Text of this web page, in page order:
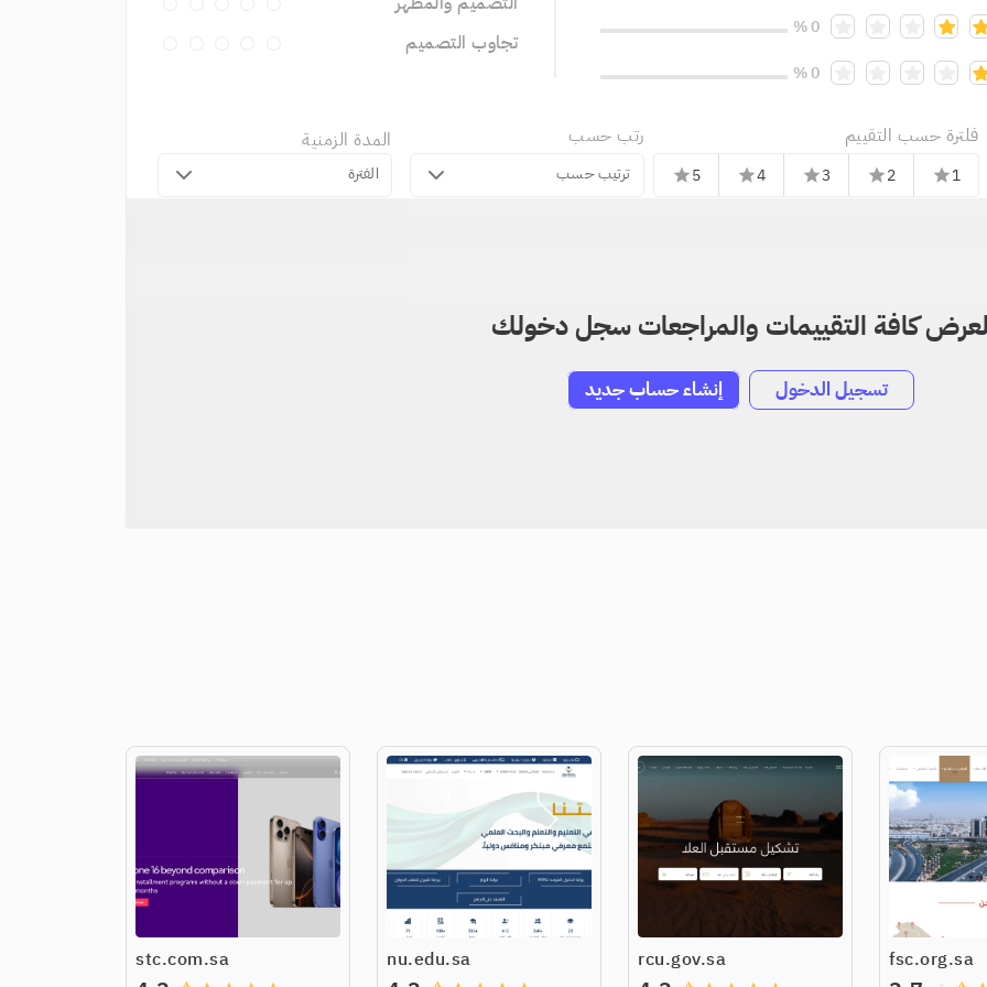
0 %
0 %
تجاوب التصميم
فلترة حسب التقييم
1
star
2
star
3
star
4
star
5
star
رتب حسب
ترتيب حسب
المدة الزمنية
الفترة
لعرض كافة التقييمات والمراجعات سجل دخولك
تسجيل الدخول إنشاء حساب جديد
fsc.org.sa
rcu.gov.sa
nu.edu.sa
stc.com.sa